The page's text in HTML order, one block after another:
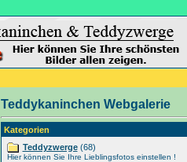
Teddykaninchen Webgalerie
Kategorien
Teddyzwerge(68)
Hier können Sie Ihre Lieblingsfotos einstellen !